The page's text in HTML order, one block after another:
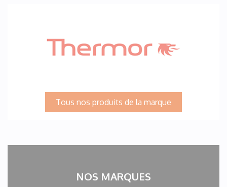
Tous nos produits de la marque
NOS MARQUES